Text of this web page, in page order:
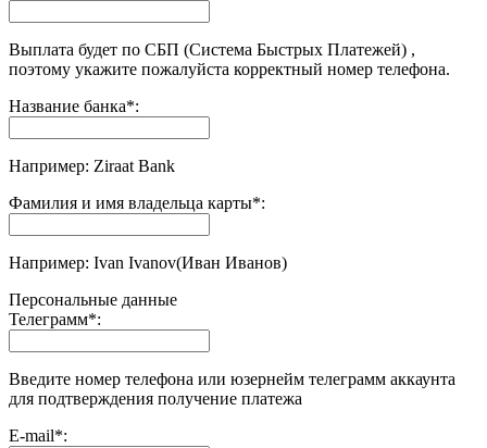
Выплата будет по СБП (Система Быстрых Платежей) ,
поэтому укажите пожалуйста корректный номер телефона.
Название банка*:
Например: Ziraat Bank
Фамилия и имя владельца карты*:
Например: Ivan Ivanov(Иван Иванов)
Персональные данные
Телеграмм*:
Введите номер телефона или юзернейм телеграмм аккаунта
для подтверждения получение платежа
E-mail*: